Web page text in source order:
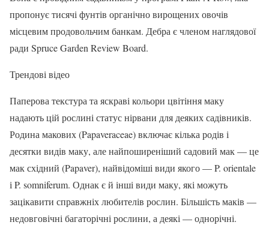
пропонує тисячі фунтів органічно вирощених овочів
місцевим продовольчим банкам. Дебра є членом наглядової
ради Spruce Garden Review Board.
Трендові відео
Паперова текстура та яскраві кольори цвітіння маку
надають цій рослині статус нірвани для деяких садівників.
Родина макових (Papaveraceae) включає кілька родів і
десятки видів маку, але найпоширеніший садовий мак — це
мак східний (Papaver), найвідоміші види якого — P. orientale
і P. somniferum. Однак є й інші види маку, які можуть
зацікавити справжніх любителів рослин. Більшість маків —
недовговічні багаторічні рослини, а деякі — однорічні.